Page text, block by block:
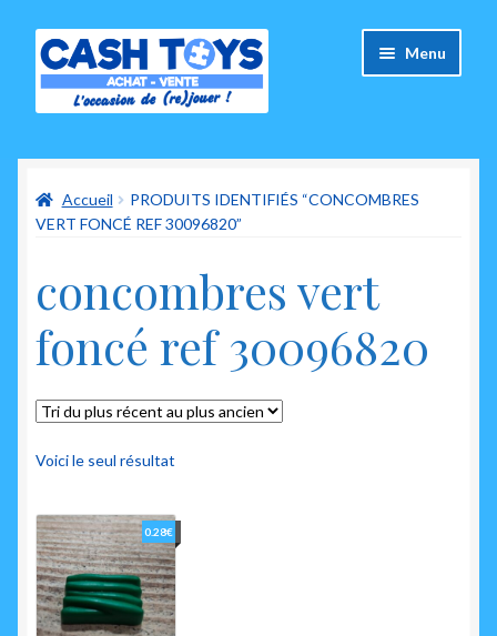
Aller
à
Aller
au
contenu
Menu
Carte Cadeau
Accueil
PRODUITS IDENTIFIÉS “CONCOMBRES
VERT FONCÉ REF 30096820”
concombres vert
foncé ref 30096820
Voici le seul résultat
0.28€